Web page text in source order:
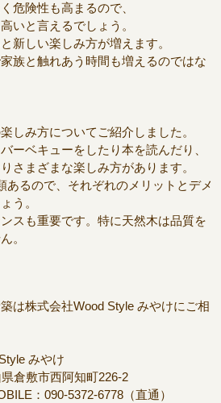
危険性も高まるので、
いと言えるでしょう。
新しい楽しみ方が増えます。
族と触れあう時間も増えるのではな
しみ方についてご紹介しました。
ーベキューをしたり本を読んだり、
さまざまな楽しみ方があります。
あるので、それぞれのメリットとデメ
う。
スも重要です。特に天然木は品質を
。
は株式会社Wood Style みやけにご相
みやけ
倉敷市西阿知町226-2
：090-5372-6778（直通）